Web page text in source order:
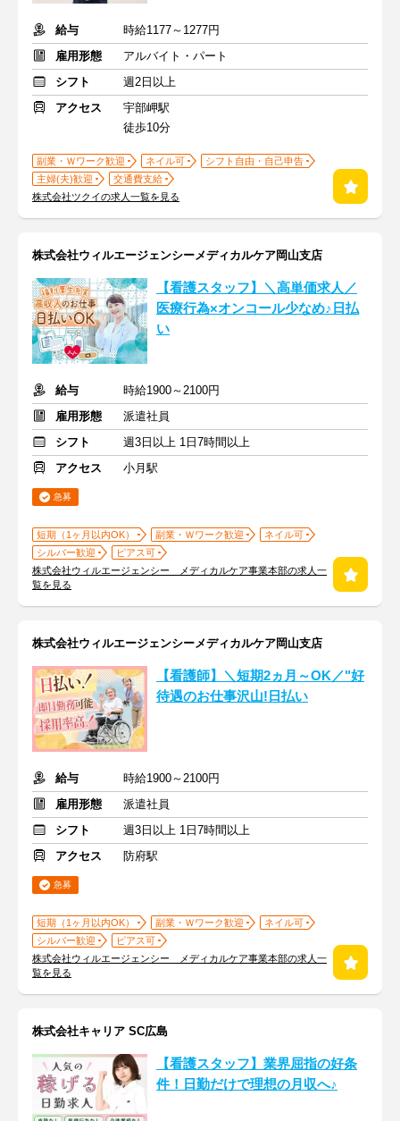
給与
時給1177～1277円
雇用形態
アルバイト・パート
シフト
週2日以上
アクセス
宇部岬駅
徒歩10分
副業・Ｗワーク歓迎 ネイル可
シフト自由・自己申告
主婦(夫)歓迎
交通費支給
株式会社ツクイの求人一覧を見る
株式会社ウィルエージェンシーメディカルケア岡山支店
【看護スタッフ】＼高単価求人／
医療行為×オンコール少なめ♪日払
い
給与
時給1900～2100円
雇用形態
派遣社員
シフト
週3日以上 1日7時間以上
アクセス
小月駅
急募
短期（1ヶ月以内OK） 副業・Ｗワーク歓迎
ネイル可
シルバー歓迎
ピアス可
株式会社ウィルエージェンシー メディカルケア事業本部の求人一
覧を見る
株式会社ウィルエージェンシーメディカルケア岡山支店
【看護師】＼短期2ヵ月～OK／"好
待遇のお仕事沢山!日払い
給与
時給1900～2100円
雇用形態
派遣社員
シフト
週3日以上 1日7時間以上
アクセス
防府駅
急募
短期（1ヶ月以内OK） 副業・Ｗワーク歓迎
ネイル可
シルバー歓迎
ピアス可
株式会社ウィルエージェンシー メディカルケア事業本部の求人一
覧を見る
株式会社キャリア SC広島
【看護スタッフ】業界屈指の好条
件！日勤だけで理想の月収へ♪